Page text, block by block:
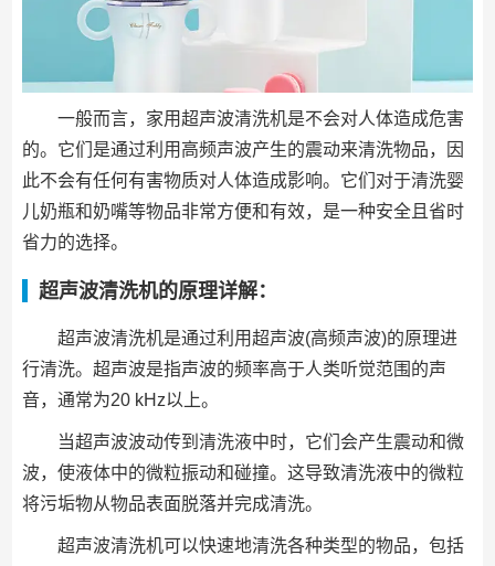
一般而言，家用超声波清洗机是不会对人体造成危害
的。它们是通过利用高频声波产生的震动来清洗物品，因
此不会有任何有害物质对人体造成影响。它们对于清洗婴
儿奶瓶和奶嘴等物品非常方便和有效，是一种安全且省时
省力的选择。
超声波清洗机的原理详解：
超声波清洗机是通过利用超声波(高频声波)的原理进
行清洗。超声波是指声波的频率高于人类听觉范围的声
音，通常为20 kHz以上。
当超声波波动传到清洗液中时，它们会产生震动和微
波，使液体中的微粒振动和碰撞。这导致清洗液中的微粒
将污垢物从物品表面脱落并完成清洗。
超声波清洗机可以快速地清洗各种类型的物品，包括